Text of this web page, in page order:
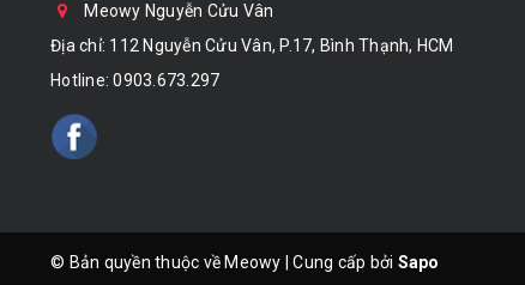
Meowy Nguyễn Cửu Vân
Địa chỉ: 112 Nguyễn Cửu Vân, P.17, Bình Thạnh, HCM
Hotline:0903.673.297
© Bản quyền thuộc về Meowy Cung cấp bởi Sapo